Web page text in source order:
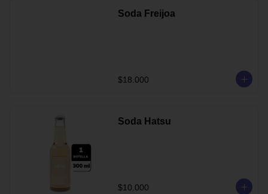
Soda Freijoa
$18.000
Soda Hatsu
$10.000